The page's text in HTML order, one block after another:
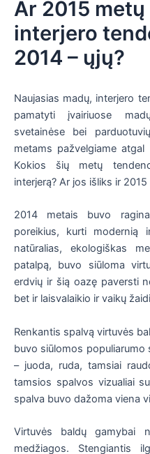
Ar 2015
interjero
2014 – ųjų?
Naujasias madų, interjero
pamatyti įvairiuose
svetainėse bei
metams pažvelgiame
Kokios šių metų
interjerą? Ar jos išliks ir 2015
2014 metais buvo
poreikius, kurti modernią
natūralias, ekologiškas
patalpą, buvo siūloma
erdvių ir šią oazę paversti
bet ir laisvalaikio ir vaikų
Renkantis spalvą virtuvės
buvo siūlomos
– juoda, ruda, tamsiai
tamsios spalvos vizualiai
spalva buvo dažoma viena
Virtuvės baldų gamybai
medžiagos. Stengiantis